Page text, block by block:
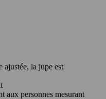
ajustée, la jupe est
aux personnes mesurant